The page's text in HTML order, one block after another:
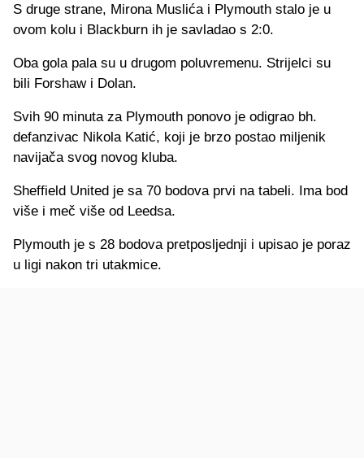
S druge strane, Mirona Muslića i Plymouth stalo je u
ovom kolu i Blackburn ih je savladao s 2:0.
Oba gola pala su u drugom poluvremenu. Strijelci su
bili Forshaw i Dolan.
Svih 90 minuta za Plymouth ponovo je odigrao bh.
defanzivac Nikola Katić, koji je brzo postao miljenik
navijača svog novog kluba.
Sheffield United je sa 70 bodova prvi na tabeli. Ima bod
više i meč više od Leedsa.
Plymouth je s 28 bodova pretposljednji i upisao je poraz
u ligi nakon tri utakmice.